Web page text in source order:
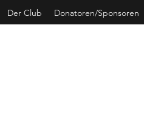
Der Club Donatoren/Sponsoren